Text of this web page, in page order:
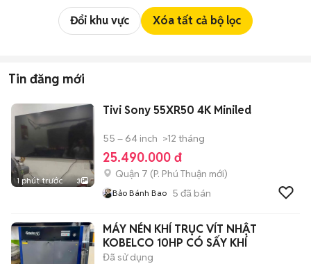
Đổi khu vực Xóa tất cả bộ lọc
Tin đăng mới
1 phút trước 3
Tivi Sony 55XR50 4K Miniled
55 – 64 inch >12 tháng
25.490.000 đ
Quận 7 (P. Phú Thuận mới)
Bảo Bánh Bao 5 đã bán
MÁY NÉN KHÍ TRỤC VÍT NHẬT
KOBELCO 10HP CÓ SẤY KHÍ
Đã sử dụng